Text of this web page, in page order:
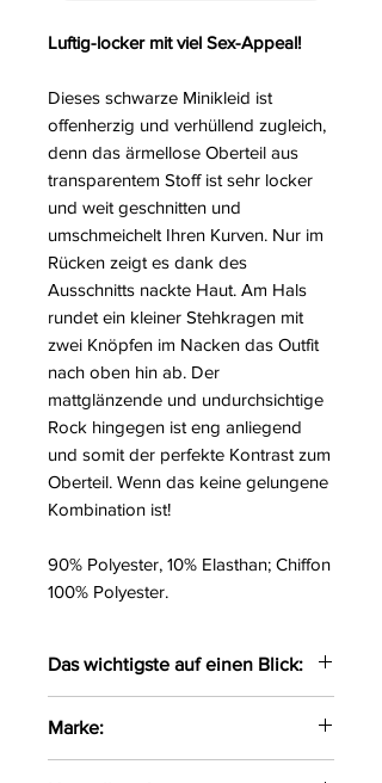
Luftig-locker mit viel Sex-Appeal!
Dieses schwarze Minikleid ist
offenherzig und verhüllend zugleich,
denn das ärmellose Oberteil aus
transparentem Stoff ist sehr locker
und weit geschnitten und
umschmeichelt Ihren Kurven. Nur im
Rücken zeigt es dank des
Ausschnitts nackte Haut. Am Hals
rundet ein kleiner Stehkragen mit
zwei Knöpfen im Nacken das Outfit
nach oben hin ab. Der
mattglänzende und undurchsichtige
Rock hingegen ist eng anliegend
und somit der perfekte Kontrast zum
Oberteil. Wenn das keine gelungene
Kombination ist!
90% Polyester, 10% Elasthan; Chiffon
100% Polyester.
Das wichtigste auf einen Blick:
kleinem Stehkragen
Zwei Knöpfe am Stehkragen
Marke: